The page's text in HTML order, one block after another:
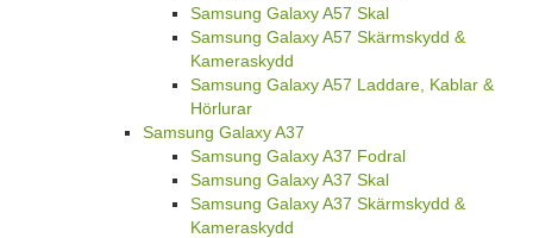
Samsung Galaxy A57 Skal
Samsung Galaxy A57 Skärmskydd &
Kameraskydd
Samsung Galaxy A57 Laddare, Kablar &
Hörlurar
Samsung Galaxy A37
Samsung Galaxy A37 Fodral
Samsung Galaxy A37 Skal
Samsung Galaxy A37 Skärmskydd &
Kameraskydd